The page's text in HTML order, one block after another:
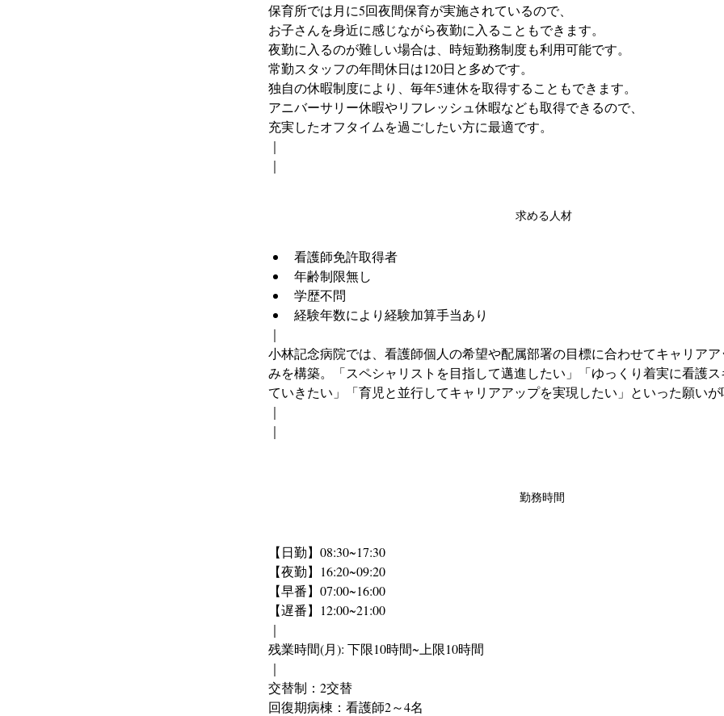
保育所では月に5回夜間保育が実施されているので、
お子さんを身近に感じながら夜勤に入ることもできます。
夜勤に入るのが難しい場合は、時短勤務制度も利用可能です。
常勤スタッフの年間休日は120日と多めです。
独自の休暇制度により、毎年5連休を取得することもできます。
アニバーサリー休暇やリフレッシュ休暇なども取得できるので、
充実したオフタイムを過ごしたい方に最適です。
｜
｜
求める人材
看護師免許取得者
年齢制限無し
学歴不問
経験年数により経験加算手当あり
｜
小林記念病院では、看護師個人の希望や配属部署の目標に合わせてキャリア
みを構築。「スペシャリストを目指して邁進したい」「ゆっくり着実に看護
ていきたい」「育児と並行してキャリアアップを実現したい」といった願い
｜
｜
勤務時間
【日勤】08:30~17:30
【夜勤】16:20~09:20
【早番】07:00~16:00
【遅番】12:00~21:00
｜
残業時間(月): 下限10時間~上限10時間
｜
交替制：2交替
回復期病棟：看護師2～4名